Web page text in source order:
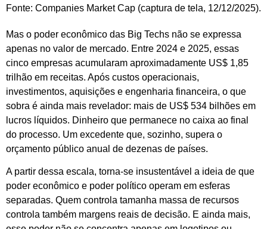
Fonte: Companies Market Cap (captura de tela, 12/12/2025).
Mas o poder econômico das Big Techs não se expressa
apenas no valor de mercado. Entre 2024 e 2025, essas
cinco empresas acumularam aproximadamente US$ 1,85
trilhão em receitas. Após custos operacionais,
investimentos, aquisições e engenharia financeira, o que
sobra é ainda mais revelador: mais de US$ 534 bilhões em
lucros líquidos. Dinheiro que permanece no caixa ao final
do processo. Um excedente que, sozinho, supera o
orçamento público anual de dezenas de países.
A partir dessa escala, torna-se insustentável a ideia de que
poder econômico e poder político operam em esferas
separadas. Quem controla tamanha massa de recursos
controla também margens reais de decisão. E ainda mais,